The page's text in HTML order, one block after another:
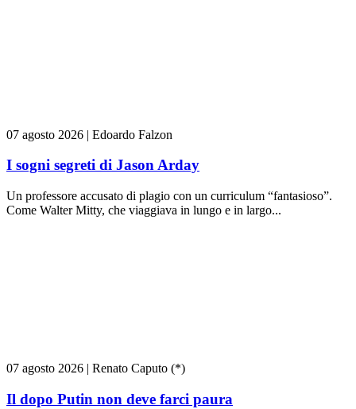
07 agosto 2026 | Edoardo Falzon
I sogni segreti di Jason Arday
Un professore accusato di plagio con un curriculum “fantasioso”.
Come Walter Mitty, che viaggiava in lungo e in largo...
07 agosto 2026 | Renato Caputo (*)
Il dopo Putin non deve farci paura